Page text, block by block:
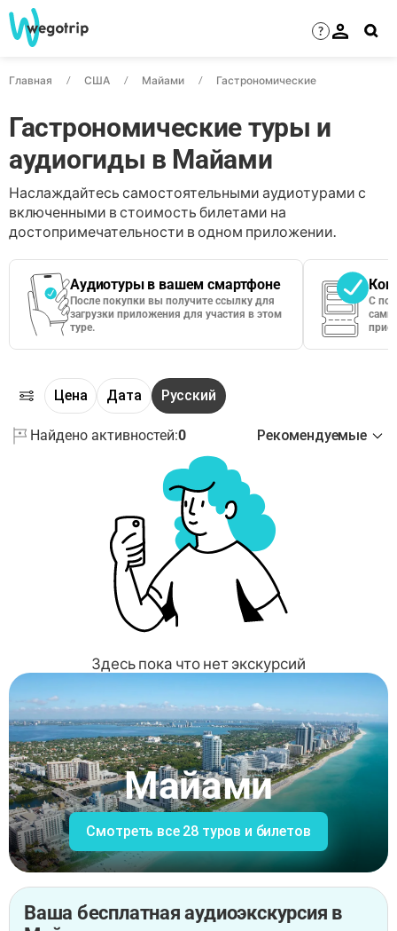
?
Главная США Майами Гастрономические
Гастрономические туры и
аудиогиды в Майами
Наслаждайтесь самостоятельными аудиотурами с
включенными в стоимость билетами на
достопримечательности в одном приложении.
Аудиотуры в вашем смартфоне
После покупки вы получите ссылку для
загрузки приложения для участия в этом
туре.
С
сами
Цена Дата Русский
Найдено активностей:0 Рекомендуемые
Здесь пока что нет экскурсий
Майами
Смотреть все 28 туров и билетов
Ваша бесплатная аудиоэкскурсия в